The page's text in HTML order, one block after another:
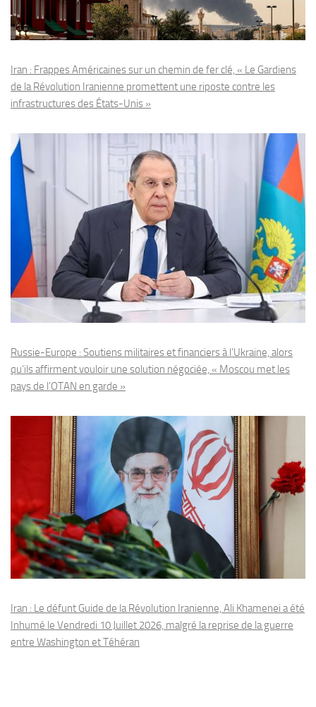
Iran : Frappes Américaines sur un chemin de fer clé, « Le Gardiens
de la Révolution Iranienne promettent une riposte contre les
infrastructures des États-Unis »
Russie-Europe : Soutiens militaires et financiers à l’Ukraine, alors
qu’ils affirment vouloir une solution négociée, « Moscou met les
pays de l’OTAN en garde »
Iran : Le défunt Guide de la Révolution Iranienne, Ali Khamenei a été
Inhumé le Vendredi 10 Juillet 2026, malgré la reprise de la guerre
entre Washington et Téhéran